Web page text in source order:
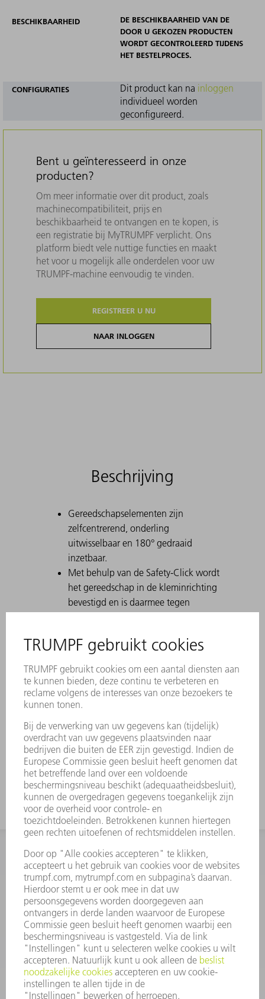
BESCHIKBAARHEID
DE BESCHIKBAARHEID VAN DE
DOOR U GEKOZEN PRODUCTEN
WORDT GECONTROLEERD TIJDENS
HET BESTELPROCES.
CONFIGURATIES Dit product kan na inloggen
individueel worden
geconfigureerd.
Bent u geïnteresseerd in onze
producten?
Om meer informatie over dit product, zoals
machinecompatibiliteit, prijs en
beschikbaarheid te ontvangen en te kopen, is
een registratie bij MyTRUMPF verplicht. Ons
platform biedt vele nuttige functies en maakt
het voor u mogelijk alle onderdelen voor uw
TRUMPF-machine eenvoudig te vinden.
REGISTREER U NU
NAAR INLOGGEN
Beschrijving
Gereedschapselementen zijn
zelfcentrerend, onderling
uitwisselbaar en 180° gedraaid
inzetbaar.
Met behulp van de Safety-Click wordt
het gereedschap in de kleminrichting
bevestigd en is daarmee tegen
belangrijke informatie over het
Met behulp van Data Matrix Code
kan elk stuk gereedschap eenduidig
worden geïdentificeerd.
De werkbereiken zijn lasergehard.
Gereedschapswijzigingen zijn op
verzoek verkrijgbaar.
Ook geschikt voor felsen met FEV
INFORMATIE
Veel gestelde vragen
Algemene voorwaarden
CONTACT
+31 88 4002 400
Ma. - vr. 8.00 - 17.00 uur
onderdelen.tnl@de.trumpf.com